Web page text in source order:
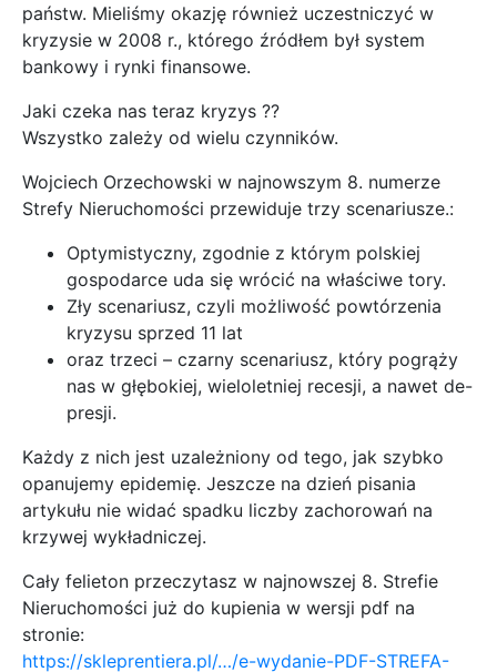
państw. Mieliśmy okazję również uczestniczyć w
kryzysie w 2008 r., którego źródłem był system
bankowy i rynki finansowe.
Jaki czeka nas teraz kryzys ??
Wszystko zależy od wielu czynników.
Wojciech Orzechowski w najnowszym 8. numerze
Strefy Nieruchomości przewiduje trzy scenariusze.:
Optymistyczny, zgodnie z którym polskiej
gospodarce uda się wrócić na właściwe tory.
Zły scenariusz, czyli możliwość powtórzenia
kryzysu sprzed 11 lat
oraz trzeci – czarny scenariusz, który pogrąży
nas w głębokiej, wieloletniej recesji, a nawet de-
presji.
Każdy z nich jest uzależniony od tego, jak szybko
opanujemy epidemię. Jeszcze na dzień pisania
artykułu nie widać spadku liczby zachorowań na
krzywej wykładniczej.
Cały felieton przeczytasz w najnowszej 8. Strefie
Nieruchomości już do kupienia w wersji pdf na
stronie:
https://skleprentiera.pl/…/e-wydanie-PDF-STREFA-